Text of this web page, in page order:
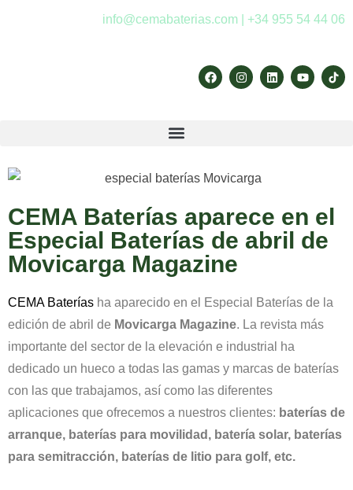
info@cemabaterias.com | +34 955 54 44 06
CEMA Baterías aparece en el
Especial Baterías de abril de
Movicarga Magazine
CEMA Baterías ha aparecido en el Especial Baterías de la
edición de abril de Movicarga Magazine. La revista más
importante del sector de la elevación e industrial ha
dedicado un hueco a todas las gamas y marcas de baterías
con las que trabajamos, así como las diferentes
aplicaciones que ofrecemos a nuestros clientes: baterías de
arranque, baterías para movilidad, batería solar, baterías
para semitracción, baterías de litio para golf, etc.